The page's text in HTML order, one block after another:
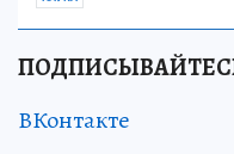
ВКонтакте